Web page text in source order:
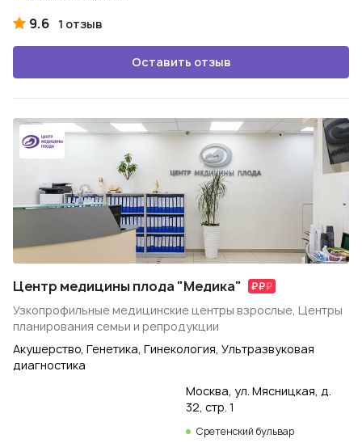
9.6 1 отзыв
Оставить отзыв
Центр медицины плода "Медика"
Узкопрофильные медицинские центры взрослые, Центры
планирования семьи и репродукции
Акушерство, Генетика, Гинекология, Ультразвуковая
диагностика
Москва, ул. Мясницкая, д.
32, стр. 1
Сретенский бульвар